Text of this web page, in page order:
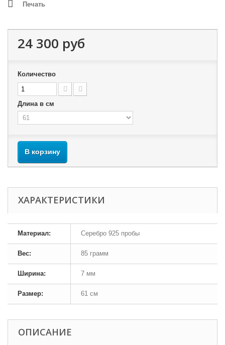
Печать
24 300 руб
Количество
Длина в см
В корзину
ХАРАКТЕРИСТИКИ
Материал: Серебро 925 пробы
Вес: 85 грамм
Ширина: 7 мм
Размер: 61 см
ОПИСАНИЕ